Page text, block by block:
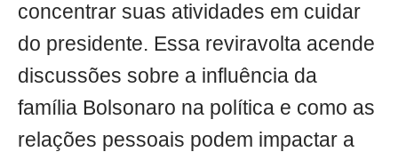
concentrar suas atividades em cuidar
do presidente. Essa reviravolta acende
discussões sobre a influência da
família Bolsonaro na política e como as
relações pessoais podem impactar a